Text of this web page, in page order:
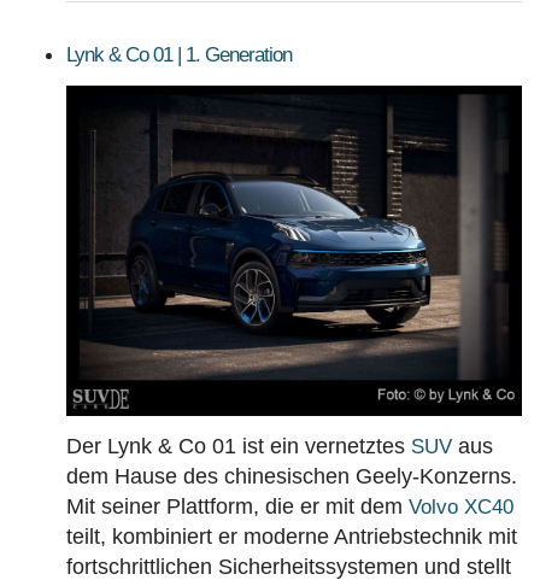
Lynk & Co 01 | 1. Generation
Der Lynk & Co 01 ist ein vernetztes SUV aus
dem Hause des chinesischen Geely-Konzerns.
Mit seiner Plattform, die er mit dem Volvo XC40
teilt, kombiniert er moderne Antriebstechnik mit
fortschrittlichen Sicherheitssystemen und stellt